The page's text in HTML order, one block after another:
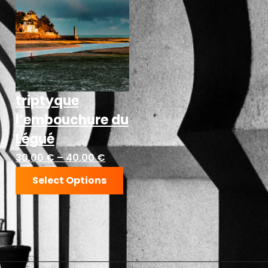
triptyque
l’embouchure du
Légué
30,00 € –40,00€
Select Options